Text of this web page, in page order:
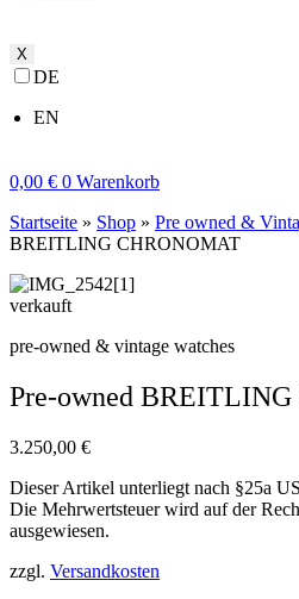
X
DE
EN
0,00 € 0 Warenkorb
Startseite » Shop » Pre owned &
BREITLING CHRONOMAT
verkauft
pre-owned & vintage watches
Pre-owned
3.250,00 €
Dieser Artikel unterliegt nach §25a
Die Mehrwertsteuer wird auf der
ausgewiesen.
zzgl. Versandkosten